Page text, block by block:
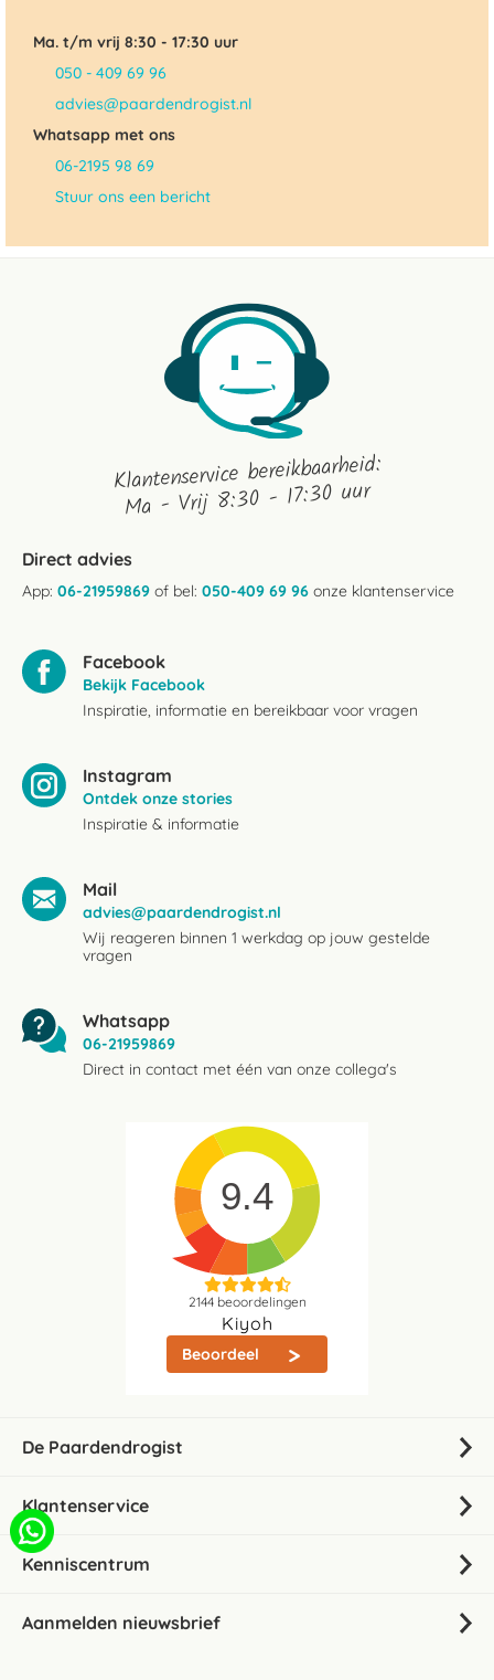
Ma. t/m vrij 8:30 - 17:30 uur
050 - 409 69 96
advies@paardendrogist.nl
Whatsapp met ons
06-2195 98 69
Stuur ons een bericht
Klantenservice bereikbaarheid:
Ma - Vrij 8:30 - 17:30 uur
Direct advies
App: 06-21959869 of bel: 050-409 69 96 onze klantenservice
Facebook
Bekijk Facebook
Inspiratie, informatie en bereikbaar voor vragen
Instagram
Ontdek onze stories
Inspiratie & informatie
Mail
advies@paardendrogist.nl
Wij reageren binnen 1 werkdag op jouw gestelde
vragen
Whatsapp
06-21959869
Direct in contact met één van onze collega's
9.4
2144beoordelingen
Kiyoh
Beoordeel
De Paardendrogist
Klantenservice
Kenniscentrum
Aanmelden nieuwsbrief